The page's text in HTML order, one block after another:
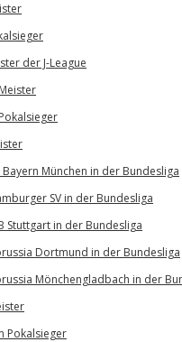
der J-League
München in der Bundesliga
SV in der Bundesliga
Stuttgart in der Bundesliga
Dortmund in der Bundesliga
Mönchengladbach in der
Pokalsieger